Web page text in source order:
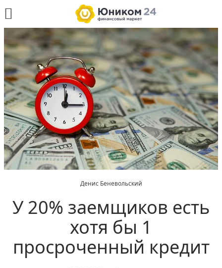
Денис Беневольский
У 20% заемщиков есть
хотя бы 1
просроченный кредит